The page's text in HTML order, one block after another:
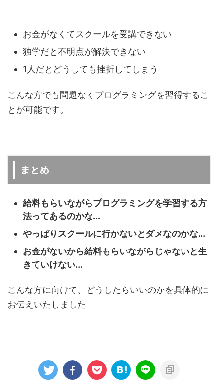
お金がなくてスクールを受講できない
独学だと不明点が解決できない
1人だとどうしても挫折してしまう
こんな方でも問題なくプログラミングを習得するこ
とが可能です。
まとめ
給料もらいながらプログラミングを学習する方
法ってあるのかな...
やっぱりスクールに行かないとダメなのかな...
お金がないから給料もらいながらじゃないと生
きていけない...
こんな方に向けて、どうしたらいいのかを具体的に
お伝えいたしました